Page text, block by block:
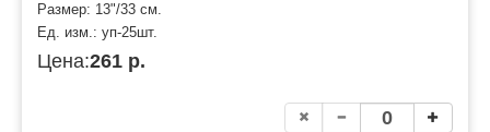
Размер: 13"/33 см.
Ед. изм.: уп-25шт.
Цена:261 р.